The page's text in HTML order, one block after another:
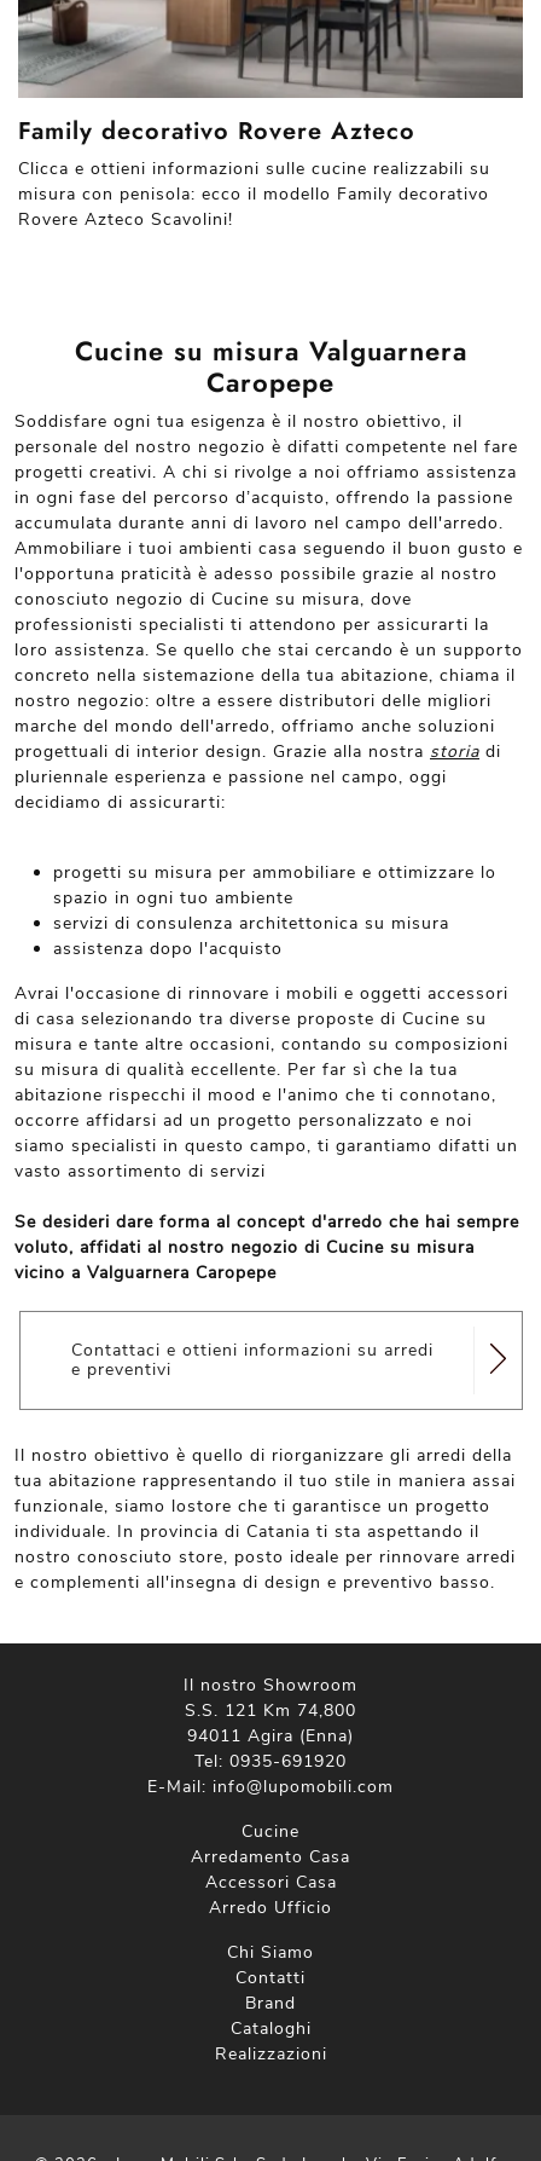
Family decorativo Rovere Azteco
Clicca e ottieni informazioni sulle cucine realizzabili su
misura con penisola: ecco il modello Family decorativo
Rovere Azteco Scavolini!
Cucine su misura Valguarnera
Caropepe
Soddisfare ogni tua esigenza è il nostro obiettivo, il
personale del nostro negozio è difatti competente nel fare
progetti creativi. A chi si rivolge a noi offriamo assistenza
in ogni fase del percorso d’acquisto, offrendo la passione
accumulata durante anni di lavoro nel campo dell'arredo.
Ammobiliare i tuoi ambienti casa seguendo il buon gusto e
l'opportuna praticità è adesso possibile grazie al nostro
conosciuto negozio di Cucine su misura, dove
professionisti specialisti ti attendono per assicurarti la
loro assistenza. Se quello che stai cercando è un supporto
concreto nella sistemazione della tua abitazione, chiama il
nostro negozio: oltre a essere distributori delle migliori
marche del mondo dell'arredo, offriamo anche soluzioni
progettuali di interior design. Grazie alla nostra storia di
pluriennale esperienza e passione nel campo, oggi
decidiamo di assicurarti:
progetti su misura per ammobiliare e ottimizzare lo
spazio in ogni tuo ambiente
servizi di consulenza architettonica su misura
assistenza dopo l'acquisto
Avrai l'occasione di rinnovare i mobili e oggetti accessori
di casa selezionando tra diverse proposte di Cucine su
misura e tante altre occasioni, contando su composizioni
su misura di qualità eccellente. Per far sì che la tua
abitazione rispecchi il mood e l'animo che ti connotano,
occorre affidarsi ad un progetto personalizzato e noi
siamo specialisti in questo campo, ti garantiamo difatti un
vasto assortimento di servizi
Se desideri dare forma al concept d'arredo che hai sempre
voluto, affidati al nostro negozio di Cucine su misura
vicino a Valguarnera Caropepe
Contattaci e ottieni informazioni su arredi
e preventivi
Il nostro obiettivo è quello di riorganizzare gli arredi della
tua abitazione rappresentando il tuo stile in maniera assai
funzionale, siamo lostore che ti garantisce un progetto
individuale. In provincia di Catania ti sta aspettando il
nostro conosciuto store, posto ideale per rinnovare arredi
e complementi all'insegna di design e preventivo basso.
Il nostro Showroom
S.S. 121 Km 74,800
94011 Agira (Enna)
Tel: 0935-691920
E-Mail: info@lupomobili.com
Cucine
Arredamento Casa
Accessori Casa
Arredo Ufficio
Chi Siamo
Contatti
Brand
Cataloghi
Realizzazioni